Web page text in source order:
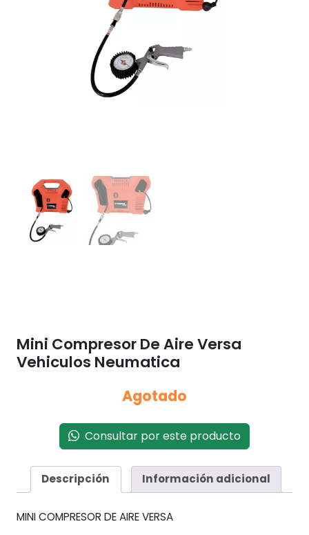
Mini Compresor De Aire Versa
Vehiculos Neumatica
Agotado
Consultar por este producto
Descripción Información adicional
MINI COMPRESOR DE AIRE VERSA